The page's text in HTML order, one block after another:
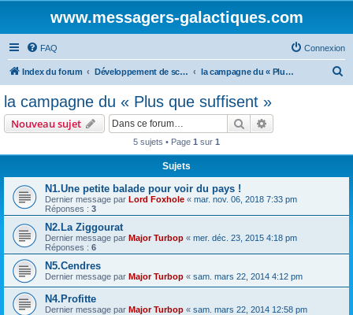
www.messagers-galactiques.com
FAQ Connexion
Index du forum Développement de scénarios MEGA IV la campagne du « Plus que suffisent »
la campagne du « Plus que suffisent »
Nouveau sujet Rechercher
5 sujets • Page 1 sur 1
Sujets
N1.Une petite balade pour voir du pays !
Dernier message par Lord Foxhole « mar. nov. 06, 2018 7:33 pm
Réponses : 3
N2.La Ziggourat
Dernier message par Major Turbop « mer. déc. 23, 2015 4:18 pm
Réponses : 6
N5.Cendres
Dernier message par Major Turbop « sam. mars 22, 2014 4:12 pm
N4.Profitte
Dernier message par Major Turbop « sam. mars 22, 2014 12:58 pm